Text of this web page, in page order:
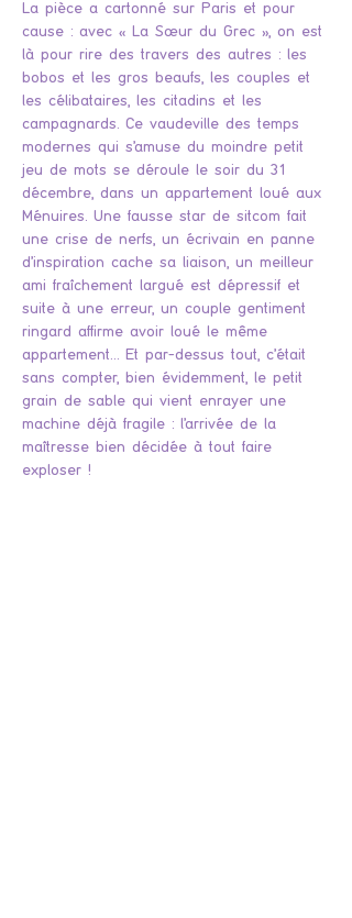
La pièce a cartonné sur Paris et pour
cause : avec « La Sœur du Grec », on est
là pour rire des travers des autres : les
bobos et les gros beaufs, les couples et
les célibataires, les citadins et les
campagnards. Ce vaudeville des temps
modernes qui s’amuse du moindre petit
jeu de mots se déroule le soir du 31
décembre, dans un appartement loué aux
Ménuires. Une fausse star de sitcom fait
une crise de nerfs, un écrivain en panne
d’inspiration cache sa liaison, un meilleur
ami fraîchement largué est dépressif et
suite à une erreur, un couple gentiment
ringard affirme avoir loué le même
appartement… Et par-dessus tout, c’était
sans compter, bien évidemment, le petit
grain de sable qui vient enrayer une
machine déjà fragile : l’arrivée de la
maîtresse bien décidée à tout faire
exploser !